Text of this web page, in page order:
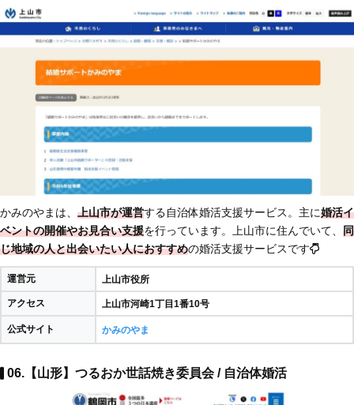
かみのやまは、 上山市が運営する自治体婚活支援サービス。主に婚活イ
ベントの開催やお見合い支援を行っています。上山市に住んでいて、 同
じ地域の人と出会いたい人におすすめの婚活支援サービスです
運営元 上山市役所
アクセス 上山市河崎1丁目1番10号
公式サイト かみのやま
06.【山形】つるおか世話焼き委員会 / 自治体婚活